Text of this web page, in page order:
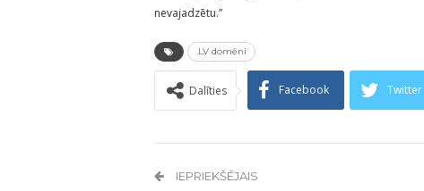
nevajadzētu.”
.LV domēni
Dalīties Facebook Twitter
IEPRIEKŠĒJAIS